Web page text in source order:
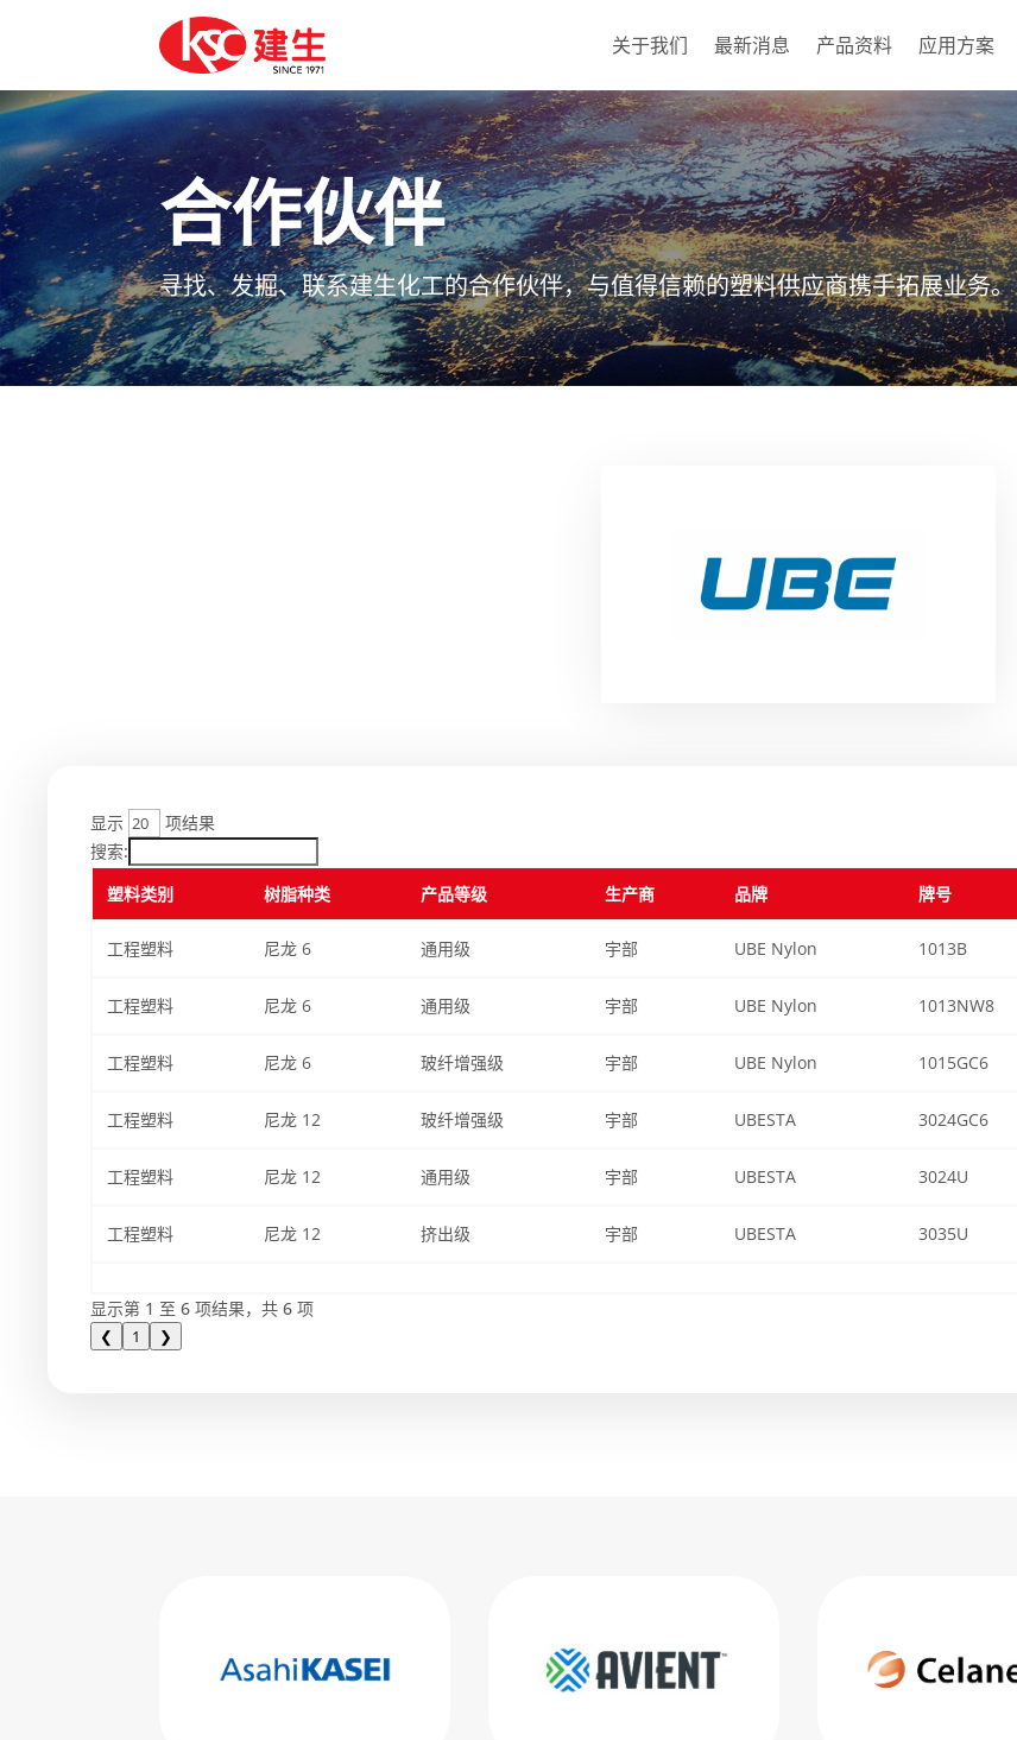
关于我们 最新消息 产品资料 应用方案
合作伙伴
寻找、发掘、联系建生化工的合作伙伴，与值得信赖的塑料供应商携手拓展业务。
显示
项结果
搜索:
塑料类别
树脂种类 产品等级 生产商 品牌 牌号
工程塑料 尼龙 6 通用级 宇部 UBE Nylon 1013B
工程塑料 尼龙 6 通用级 宇部 UBE Nylon 1013NW8
工程塑料 尼龙 6 玻纤增强级 宇部 UBE Nylon 1015GC6
工程塑料 尼龙 12 玻纤增强级 宇部 UBESTA 3024GC6
工程塑料 尼龙 12 通用级 宇部 UBESTA 3024U
工程塑料 尼龙 12 挤出级 宇部 UBESTA 3035U
显示第 1 至 6 项结果，共 6 项
❮ 1 ❯